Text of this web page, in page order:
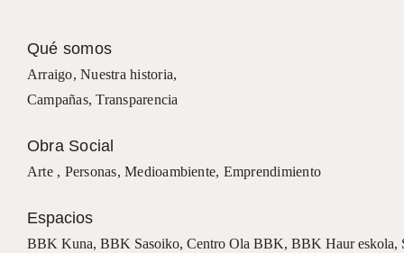
Qué somos
Arraigo,Nuestra historia,
Campañas, Transparencia
Obra Social
Arte , Personas,Medioambiente, Emprendimiento
Espacios
BBK Kuna, BBK Sasoiko, Centro Ola BBK, BBK Haur eskola,